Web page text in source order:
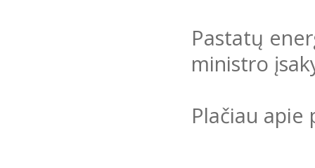
Pastatų
ministro
Plačiau